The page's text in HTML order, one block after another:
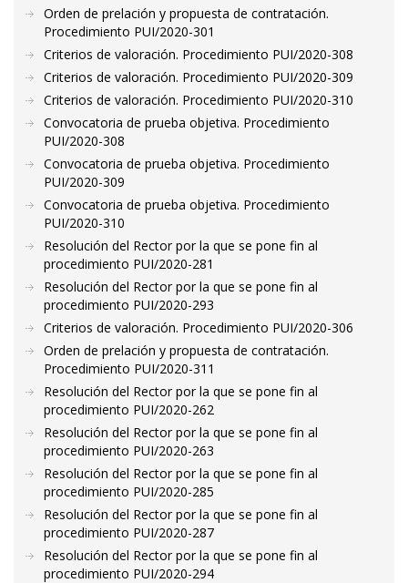
Orden de prelación y propuesta de contratación.
Procedimiento PUI/2020-301
Criterios de valoración. Procedimiento PUI/2020-308
Criterios de valoración. Procedimiento PUI/2020-309
Criterios de valoración. Procedimiento PUI/2020-310
Convocatoria de prueba objetiva. Procedimiento
PUI/2020-308
Convocatoria de prueba objetiva. Procedimiento
PUI/2020-309
Convocatoria de prueba objetiva. Procedimiento
PUI/2020-310
Resolución del Rector por la que se pone fin al
procedimiento PUI/2020-281
Resolución del Rector por la que se pone fin al
procedimiento PUI/2020-293
Criterios de valoración. Procedimiento PUI/2020-306
Orden de prelación y propuesta de contratación.
Procedimiento PUI/2020-311
Resolución del Rector por la que se pone fin al
procedimiento PUI/2020-262
Resolución del Rector por la que se pone fin al
procedimiento PUI/2020-263
Resolución del Rector por la que se pone fin al
procedimiento PUI/2020-285
Resolución del Rector por la que se pone fin al
procedimiento PUI/2020-287
Resolución del Rector por la que se pone fin al
procedimiento PUI/2020-294